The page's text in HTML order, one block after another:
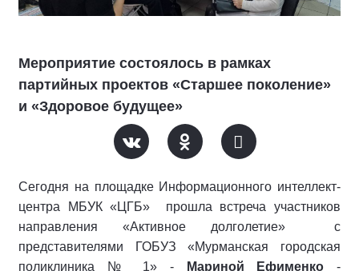
Мероприятие состоялось в рамках
партийных проектов «Старшее поколение»
и «Здоровое будущее»
Сегодня на площадке Информационного интеллект-
центра МБУК «ЦГБ» прошла встреча участников
направления «Активное долголетие» с
представителями ГОБУЗ «Мурманская городская
поликлиника № 1» -
Мариной Ефименко-